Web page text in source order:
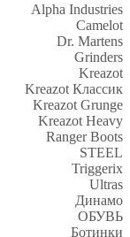
Alpha Industries
Camelot
Dr. Martens
Grinders
Kreazot
Kreazot Классик
Kreazot Grunge
Kreazot Heavy
Ranger Boots
STEEL
Triggerix
Ultras
Динамо
ОБУВЬ
Ботинки